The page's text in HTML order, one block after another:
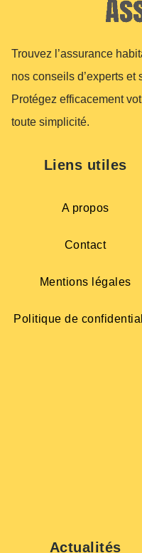
Trouvez l’assurance
nos conseils d’experts
Protégez efficacement
toute simplicité.
Liens utiles
A propos
Contact
Mentions légales
Politique de
Actualités